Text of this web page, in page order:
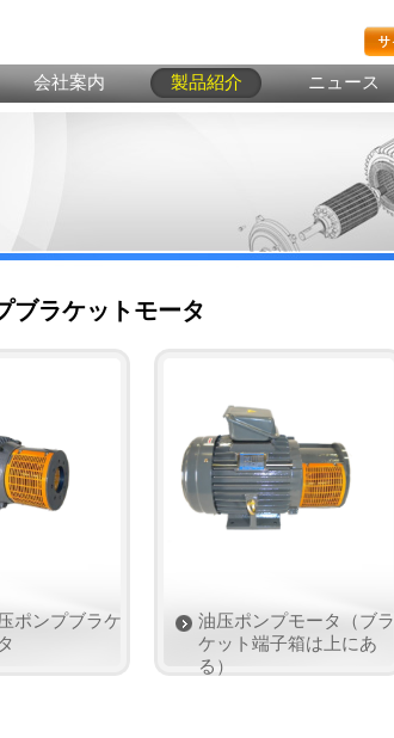
会社案内 製品紹介 ニュース
ブラケットモータ
ポンプブラケ
油压ポンプモータ（ブラ
ケット端子箱は上にあ
る）